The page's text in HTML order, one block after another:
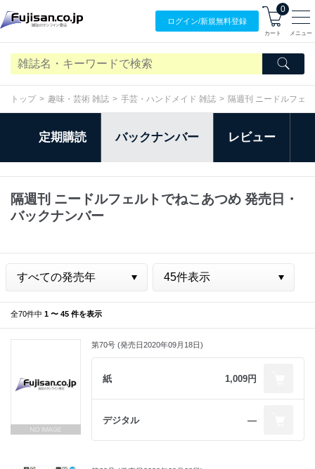
ログイン/新規無料登録
0
カート メニュー
トップ 趣味・芸術 雑誌 手芸・ハンドメイド 雑誌 隔週刊 ニードルフェ
定期購読 バックナンバー レビュー
隔週刊 ニードルフェルトでねこあつめ 発売日・
バックナンバー
全70件中 1 〜 45 件を表示
第70号 (発売日2020年09月18日)
紙 1,009円
デジタル ―